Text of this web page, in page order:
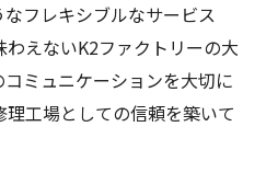
フレキシブルなサービス
えないK2ファクトリーの大
ミュニケーションを大切に
工場としての信頼を築いて